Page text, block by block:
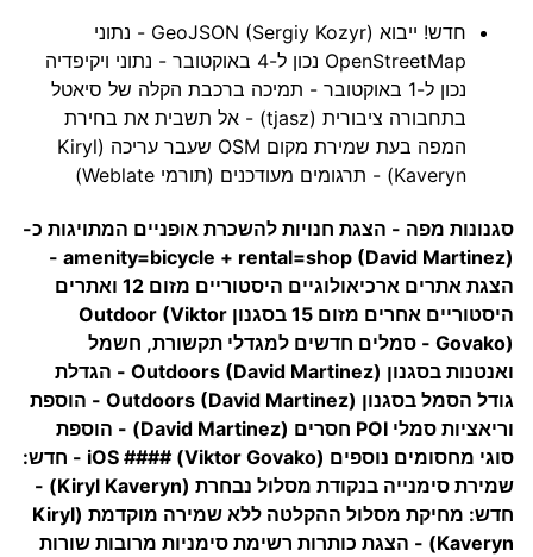
חדש! ייבוא GeoJSON (Sergiy Kozyr) - נתוני
OpenStreetMap נכון ל-4 באוקטובר - נתוני ויקיפדיה
נכון ל-1 באוקטובר - תמיכה ברכבת הקלה של סיאטל
בתחבורה ציבורית (tjasz) - אל תשבית את בחירת
המפה בעת שמירת מקום OSM שעבר עריכה (Kiryl
Kaveryn) - תרגומים מעודכנים (תורמי Weblate)
סגנונות מפה - הצגת חנויות להשכרת אופניים המתויגות כ-
amenity=bicycle + rental=shop (David Martinez) -
הצגת אתרים ארכיאולוגיים היסטוריים מזום 12 ואתרים
היסטוריים אחרים מזום 15 בסגנון Outdoor (Viktor
Govako) - סמלים חדשים למגדלי תקשורת, חשמל
ואנטנות בסגנון Outdoors (David Martinez) - הגדלת
גודל הסמל בסגנון Outdoors (David Martinez) - הוספת
וריאציות סמלי POI חסרים (David Martinez) - הוספת
סוגי מחסומים נוספים (Viktor Govako) #### iOS - חדש:
שמירת סימנייה בנקודת מסלול נבחרת (Kiryl Kaveryn) -
חדש: מחיקת מסלול ההקלטה ללא שמירה מוקדמת (Kiryl
Kaveryn) - הצגת כותרות רשימת סימניות מרובות שורות